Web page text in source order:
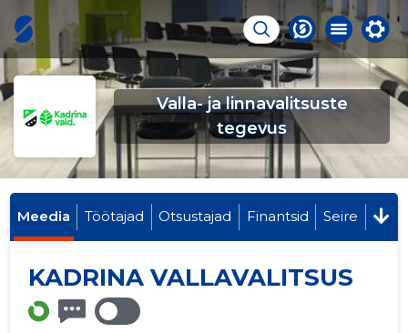
Valla- ja linnavalitsuste
tegevus
Meedia Töötajad Otsustajad Finantsid Seire
KADRINA VALLAVALITSUS